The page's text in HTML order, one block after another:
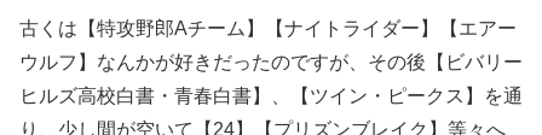
古くは【特攻野郎Aチーム】【ナイトライダー】【エアー
ウルフ】なんかが好きだったのですが、その後【ビバリー
ヒルズ高校白書・青春白書】、【ツイン・ピークス】を通
り、少し間が空いて【24】【プリズンブレイク】等々へ